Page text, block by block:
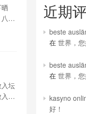
坛
水
近期
beste
在 世界，您
beste
在 世界，您
kasyno
好！